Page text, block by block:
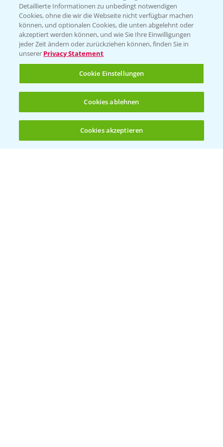
Rapsblütenbehandlung mit Propulse
16.04.2025
(noch 4)
Detaillierte Informationen zu unbedingt notwendigen
Cookies, ohne die wir die Webseite nicht verfügbar machen
können, und optionalen Cookies, die unten abgelehnt oder
akzeptiert werden können, und wie Sie Ihre Einwilligungen
jeder Zeit ändern oder zurückziehen können, finden Sie in
unserer Privacy Statement
Cookie Einstellungen
Cookies ablehnen
Cookies akzeptieren